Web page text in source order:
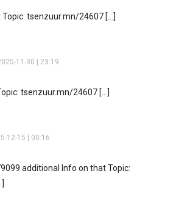
tsenzuur.mn/24607 […]
11-30 | 23:19
tsenzuur.mn/24607 […]
12-15 | 00:16
additional Info on that Topic: